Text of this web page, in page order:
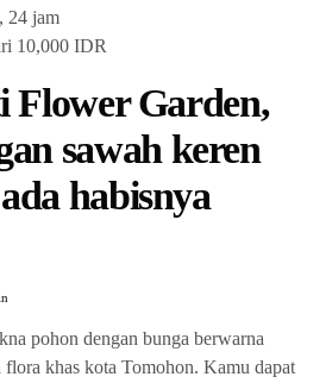
24 jam
10,000 IDR
Flower Garden,
sawah keren
habisnya
pohon dengan bunga berwarna
flora khas kota Tomohon. Kamu dapat